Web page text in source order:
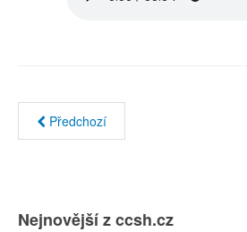
Předchozí
Nejnovější z ccsh.cz